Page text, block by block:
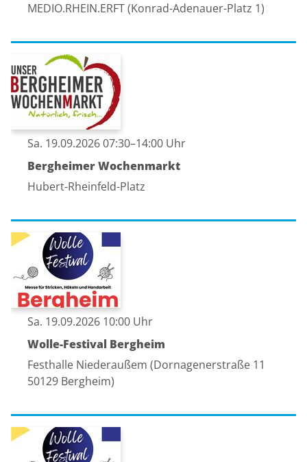
MEDIO.RHEIN.ERFT (Konrad-Adenauer-Platz 1)
Sa. 19.09.2026 07:30–14:00 Uhr
Bergheimer Wochenmarkt
Hubert-Rheinfeld-Platz
Sa. 19.09.2026 10:00 Uhr
Wolle-Festival Bergheim
Festhalle Niederaußem (Dornagenerstraße 11
50129 Bergheim)